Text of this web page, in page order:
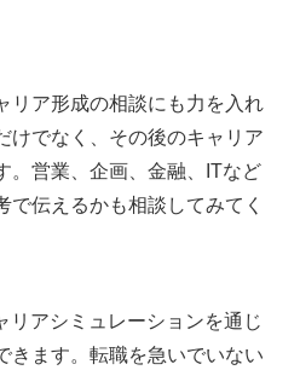
リア形成の相談にも力を入れ
けでなく、その後のキャリア
。営業、企画、金融、ITなど
伝えるかも相談してみてく
リアシミュレーションを通じ
きます。転職を急いでいない